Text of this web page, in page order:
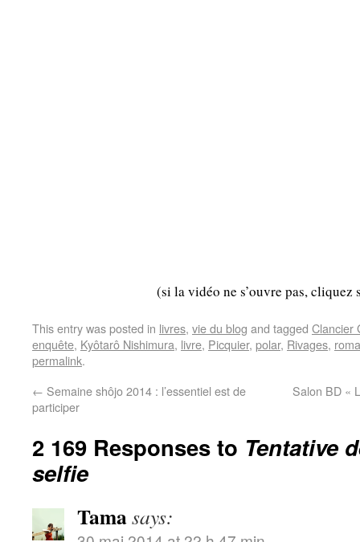
(si la vidéo ne s’ouvre pas, cliquez
This entry was posted in livres, vie du blog and tagged Clancier
enquête, Kyôtarô Nishimura, livre, Picquier, polar, Rivages,
permalink.
← Semaine shôjo 2014 : l’essentiel est de
participer
Salon BD «
2 169 Responses to Tentative
selfie
Tamasays: